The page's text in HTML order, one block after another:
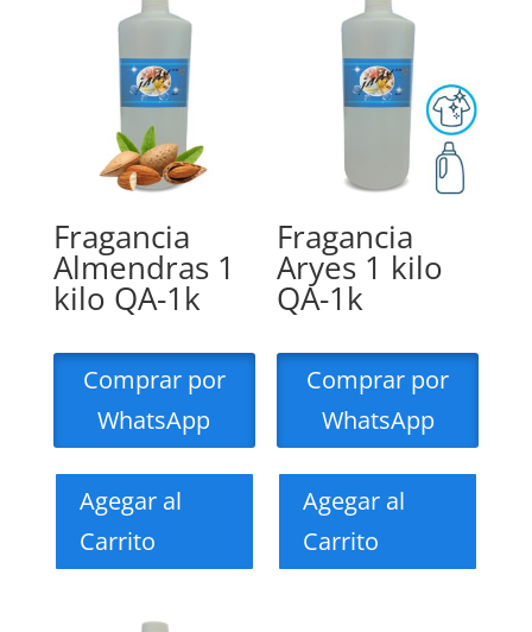
Fragancia
Almendras 1
kilo QA-1k
Comprar por
WhatsApp
Agegar al
Carrito
Fragancia
Aryes 1 kilo
QA-1k
Comprar por
WhatsApp
Agegar al
Carrito